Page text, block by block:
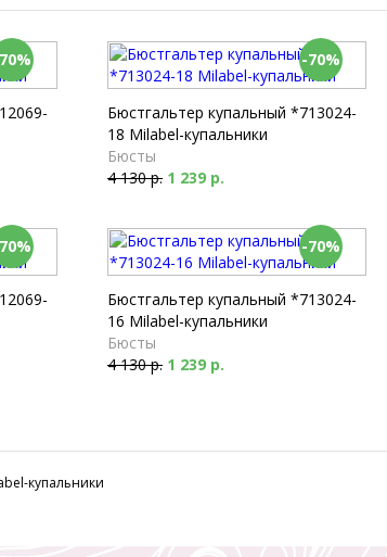
-70%
Бюстгальтер купальный *713024-
18 Milabel-купальники
Бюсты
4 130 р. 1 239 р.
-70%
Бюстгальтер купальный *713024-
16 Milabel-купальники
Бюсты
4 130 р. 1 239 р.
купальники